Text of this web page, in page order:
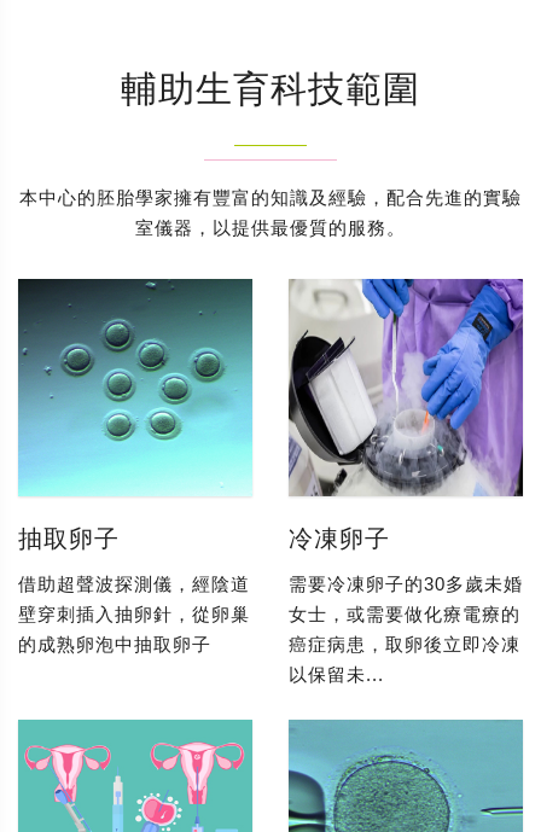
輔助生育科技範圍
本中心的胚胎學家擁有豐富的知識及經驗，配合先進的實驗
室儀器，以提供最優質的服務。
抽取卵子
借助超聲波探測儀，經陰道
壁穿刺插入抽卵針，從卵巢
的成熟卵泡中抽取卵子
冷凍卵子
需要冷凍卵子的30多歲未婚
女士，或需要做化療電療的
癌症病患，取卵後立即冷凍
以保留未...